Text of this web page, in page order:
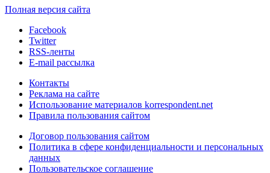
Полная версия сайта
Facebook
Twitter
RSS-ленты
E-mail рассылка
Контакты
Реклама на сайте
Использование материалов korrespondent.net
Правила пользования сайтом
Договор пользования сайтом
Политика в сфере конфиденциальности и персональных
данных
Пользовательское соглашение